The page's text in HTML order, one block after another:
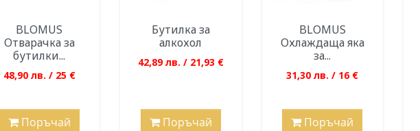
BLOMUS
Отварачка за
бутилки...
48,90 лв. / 25 €
Поръчай
Бутилка за
алкохол
42,89 лв. / 21,93 €
Поръчай
BLOMUS
Охлаждаща яка
за...
31,30 лв. / 16 €
Поръчай